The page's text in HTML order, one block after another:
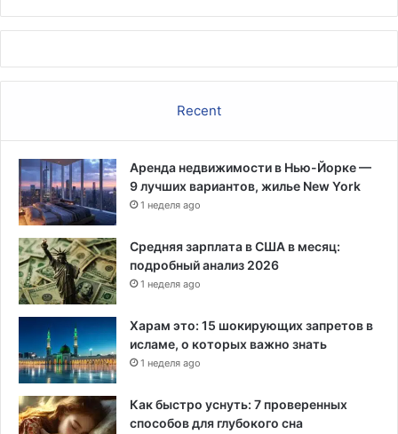
д
Recent
Аренда недвижимости в Нью-Йорке —
9 лучших вариантов, жилье New York
1 неделя ago
Средняя зарплата в США в месяц:
подробный анализ 2026
1 неделя ago
Харам это: 15 шокирующих запретов в
исламе, о которых важно знать
1 неделя ago
Как быстро уснуть: 7 проверенных
способов для глубокого сна